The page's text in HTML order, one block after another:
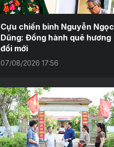
Cựu chiến binh Nguyễn Ngọc
Dũng: Đồng hành quê hương
đổi mới
07/08/2026 17:56